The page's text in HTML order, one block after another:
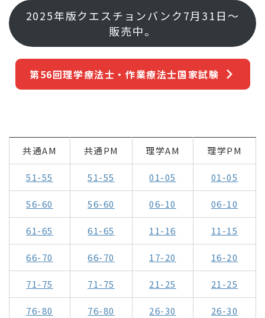
2025年版クエスチョンバンク7月31日～
販売中。
第56回理学療法士・作業療法士国家試験
共通AM 共通PM 理学AM 理学PM
51-55 51-55 01-05 01-05
56-60 56-60 06-10 06-10
61-65 61-65 11-16 11-15
66-70 66-70 17-20 16-20
71-75 71-75 21-25 21-25
76-80 76-80 26-30 26-30